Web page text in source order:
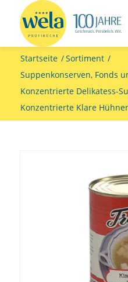
Startseite /Sortiment /
Suppenkonserven, Fonds
Konzentrierte Delikatess-
Konzentrierte Klare